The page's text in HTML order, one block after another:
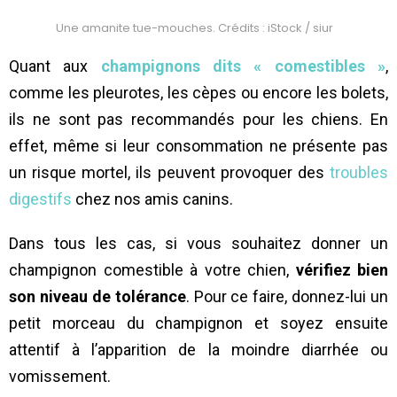
Une amanite tue-mouches. Crédits : iStock / siur
Quant aux champignons dits « comestibles »,
comme les pleurotes, les cèpes ou encore les bolets,
ils ne sont pas recommandés pour les chiens. En
effet, même si leur consommation ne présente pas
un risque mortel, ils peuvent provoquer des troubles
digestifs chez nos amis canins.
Dans tous les cas, si vous souhaitez donner un
champignon comestible à votre chien, vérifiez bien
son niveau de tolérance. Pour ce faire, donnez-lui un
petit morceau du champignon et soyez ensuite
attentif à l’apparition de la moindre diarrhée ou
vomissement.